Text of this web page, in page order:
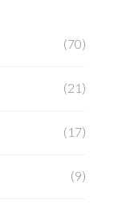
(70)
(21)
(17)
(9)